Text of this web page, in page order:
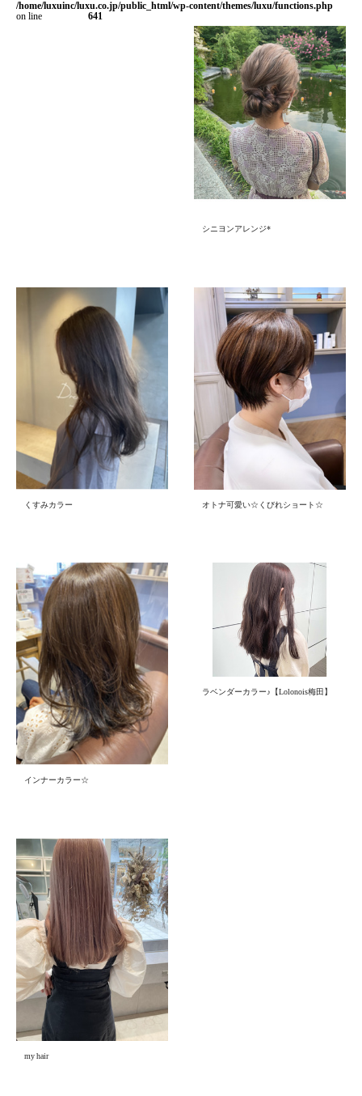
/home/luxuinc/luxu.co.jp/public_html/wp-content/themes/luxu/functions.php
on line
641
シニヨンアレンジ*
くすみカラー オトナ可愛い☆くびれショート☆
インナーカラー☆
ラベンダーカラー♪【Lolonois梅田】
my hair